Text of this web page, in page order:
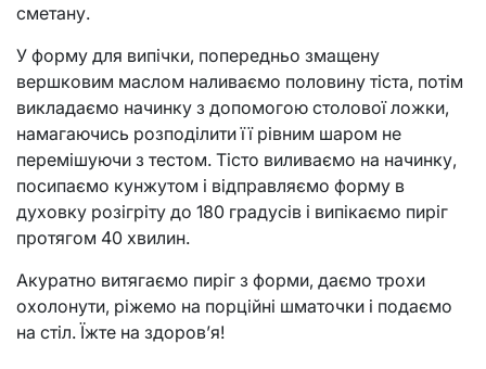
сметану.
У форму для випічки, попередньо змащену
вершковим маслом наливаємо половину тіста, потім
викладаємо начинку з допомогою столової ложки,
намагаючись розподілити її рівним шаром не
перемішуючи з тестом. Тісто виливаємо на начинку,
посипаємо кунжутом і відправляємо форму в
духовку розігріту до 180 градусів і випікаємо пиріг
протягом 40 хвилин.
Акуратно витягаємо пиріг з форми, даємо трохи
охолонути, ріжемо на порційні шматочки і подаємо
на стіл. Їжте на здоров’я!